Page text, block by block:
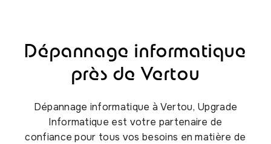
Dépannage informatique
près de Vertou
Dépannage informatique à Vertou, Upgrade
Informatique est votre partenaire de
confiance pour tous vos besoins en matière de